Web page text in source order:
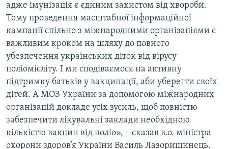
адже імунізація є єдиним захистом від хвороби.
Тому проведення масштабної інформаційної
кампанії спільно з міжнародними організаціями є
важливим кроком на шляху до повного
убезпечення українських діток від вірусу
поліомієліту. І ми сподіваємося на активну
підтримку батьків у вакцинації, аби уберегти своїх
дітей. А МОЗ України за допомогою міжнародних
організацій докладе усіх зусиль, щоб повністю
забезпечити лікувальні заклади необхідною
кількістю вакцин від поліо», – сказав в.о. міністра
охорони здоров’я України Василь Лазоришинець.